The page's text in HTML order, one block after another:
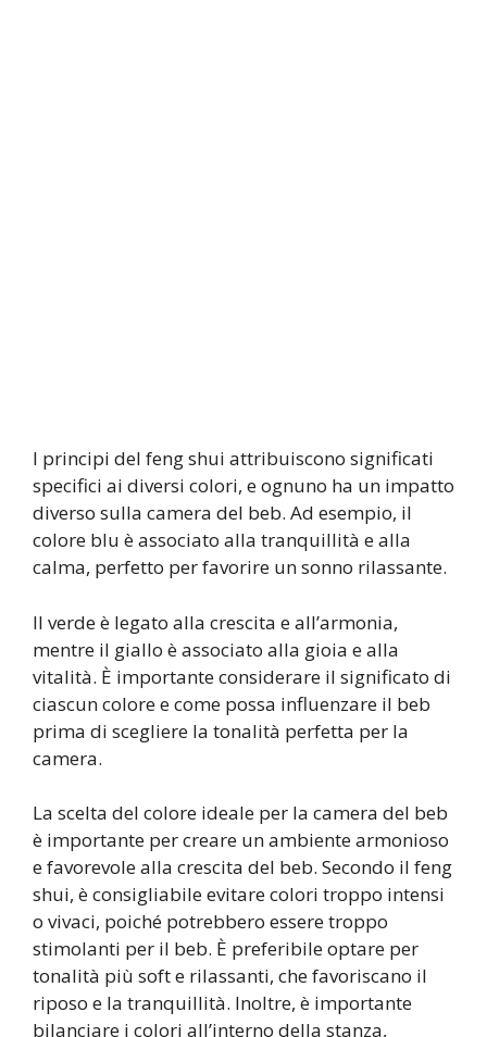
I principi del feng shui attribuiscono significati
specifici ai diversi colori, e ognuno ha un impatto
diverso sulla camera del beb. Ad esempio, il
colore blu è associato alla tranquillità e alla
calma, perfetto per favorire un sonno rilassante.
Il verde è legato alla crescita e all’armonia,
mentre il giallo è associato alla gioia e alla
vitalità. È importante considerare il significato di
ciascun colore e come possa influenzare il beb
prima di scegliere la tonalità perfetta per la
camera.
La scelta del colore ideale per la camera del beb
è importante per creare un ambiente armonioso
e favorevole alla crescita del beb. Secondo il feng
shui, è consigliabile evitare colori troppo intensi
o vivaci, poiché potrebbero essere troppo
stimolanti per il beb. È preferibile optare per
tonalità più soft e rilassanti, che favoriscano il
riposo e la tranquillità. Inoltre, è importante
bilanciare i colori all’interno della stanza,